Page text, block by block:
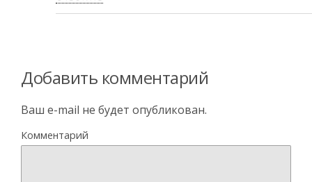
Добавить комментарий
Ваш e-mail не будет опубликован.
Комментарий